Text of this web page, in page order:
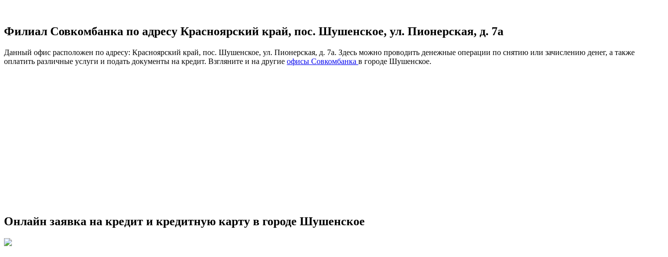
Филиал Совкомбанка по адресу Красноярский край, пос. Шушенское, ул. Пионерская, д. 7а
Данный офис расположен по адресу: Красноярский край, пос. Шушенское, ул. Пионерская, д. 7а. Здесь можно проводить денежные операции по снятию или зачислению денег, а также
оплатить различные услуги и подать документы на кредит. Взгляните и на другие офисы Совкомбанка в городе Шушенское.
Онлайн заявка на кредит и кредитную карту в городе Шушенское